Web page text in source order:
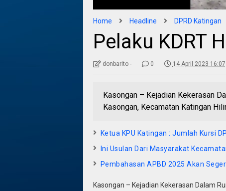
Home Headline DPRD Katingan
Pelaku KDRT
donbarito - 0 14 April 2023 16:07
Kasongan – Kejadian Kekerasan
Kasongan, Kecamatan Katingan
Ketua KPU Katingan : Jumlah Kursi
Ini Usulan Dari Masyarakat
Pembahasan APBD 2025 Akan
Kasongan – Kejadian Kekerasan Dalam